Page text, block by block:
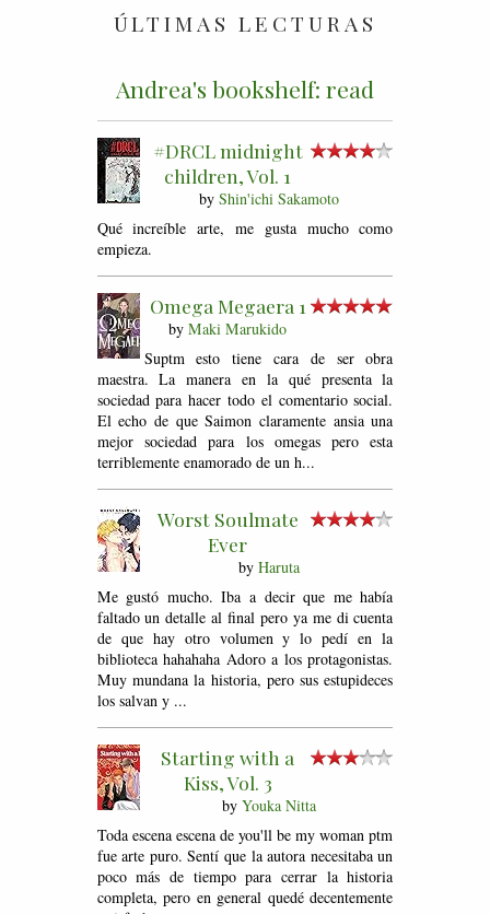
ÚLTIMAS LECTURAS
Andrea's bookshelf: read
#DRCL midnight
children, Vol. 1
by Shin'ichi Sakamoto
Qué increíble arte, me gusta mucho como
empieza.
Omega Megaera 1
by Maki Marukido
Suptm esto tiene cara de ser obra
maestra. La manera en la qué presenta la
sociedad para hacer todo el comentario social.
El echo de que Saimon claramente ansia una
mejor sociedad para los omegas pero esta
terriblemente enamorado de un h...
Worst Soulmate
Ever
by Haruta
Me gustó mucho. Iba a decir que me había
faltado un detalle al final pero ya me di cuenta
de que hay otro volumen y lo pedí en la
biblioteca hahahaha Adoro a los protagonistas.
Muy mundana la historia, pero sus estupideces
los salvan y ...
Starting with a
Kiss, Vol. 3
by Youka Nitta
Toda escena escena de you'll be my woman ptm
fue arte puro. Sentí que la autora necesitaba un
poco más de tiempo para cerrar la historia
completa, pero en general quedé decentemente